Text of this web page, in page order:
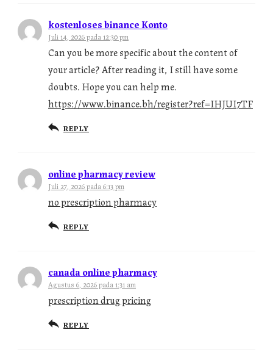
kostenloses binance Konto
Juli 14, 2026 pada 12:30 pm
Can you be more specific about the content of
your article? After reading it, I still have some
doubts. Hope you can help me.
https://www.binance.bh/register?ref=IHJUI7TF
REPLY
online pharmacy review
Juli 27, 2026 pada 6:13 pm
no prescription pharmacy
REPLY
canada online pharmacy
Agustus 6, 2026 pada 1:31 am
prescription drug pricing
REPLY